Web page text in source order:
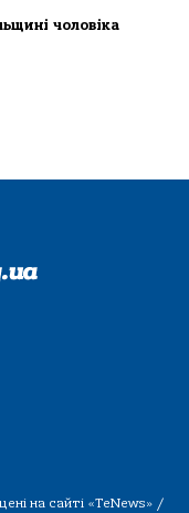
чоловіка
на сайті «TeNews» /